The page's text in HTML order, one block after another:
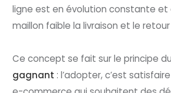
ligne est en évolution constante et
maillon faible la livraison et le
Ce concept se fait sur le principe du
gagnant : l’adopter, c’est satisfaire